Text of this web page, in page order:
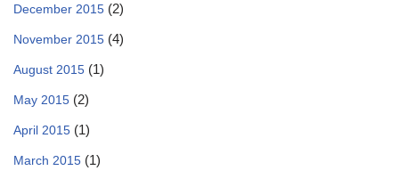
December 2015 (2)
November 2015 (4)
August 2015 (1)
May 2015 (2)
April 2015 (1)
March 2015 (1)